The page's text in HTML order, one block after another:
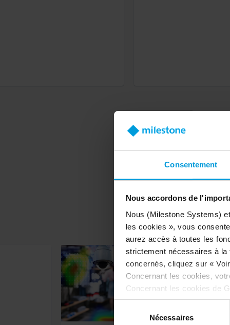
Consentement
Nous accordons de
Nous (Milestone Systems)
les cookies », vous
aurez accès à toutes les
strictement nécessaires à la
concernés, cliquez sur «
Concernant les cookies,
Concernant les cookies de
désactivation de Google
votre consentement
du
Nécessaires